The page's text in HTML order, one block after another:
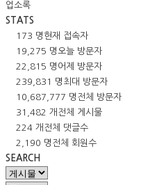
업소록
STATS
173 명 현재 접속자
19,275 명오늘 방문자
22,815 명 어제 방문자
239,831 명 최대 방문자
10,687,777 명 전체 방문자
31,482 개 전체 게시물
224 개 전체 댓글수
2,190 명 전체 회원수
SEARCH